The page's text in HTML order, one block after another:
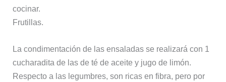
cocinar.
Frutillas.
La condimentación de las ensaladas se realizará con 1
cucharadita de las de té de aceite y jugo de limón.
Respecto a las legumbres, son ricas en fibra, pero por